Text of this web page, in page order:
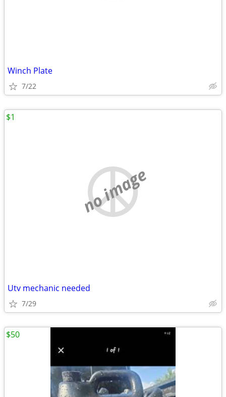
Winch Plate
7/22
no image
Utv mechanic needed
7/29
$1
$50